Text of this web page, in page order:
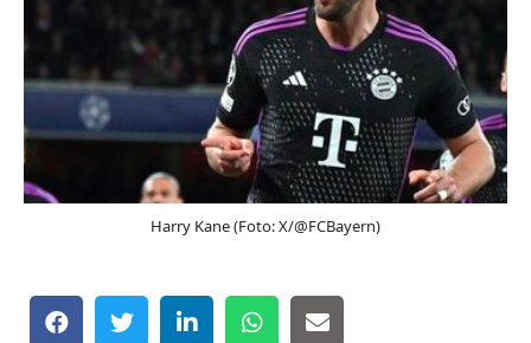
Harry Kane (Foto: X/@FCBayern)